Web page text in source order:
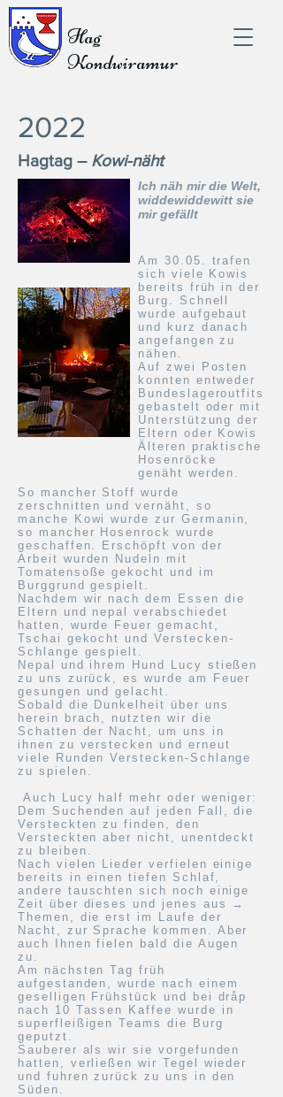
Hag
Kondwiramur
2022
Hagtag – Kowi-näht
Ich näh mir die Welt,
widdewiddewitt sie
mir gefällt
Am 30.05. trafen
sich viele Kowis
bereits früh in der
Burg. Schnell
wurde aufgebaut
und kurz danach
angefangen zu
nähen.
Auf zwei Posten
konnten entweder
Bundeslageroutfits
gebastelt oder mit
Unterstützung der
Eltern oder Kowis
Älteren praktische
Hosenröcke
genäht werden.
So mancher Stoff wurde
zerschnitten und vernäht, so
manche Kowi wurde zur Germanin,
so mancher Hosenrock wurde
geschaffen. Erschöpft von der
Arbeit wurden Nudeln mit
Tomatensoße gekocht und im
Burggrund gespielt.
Nachdem wir nach dem Essen die
Eltern und nepal verabschiedet
hatten, wurde Feuer gemacht,
Tschai gekocht und Verstecken-
Schlange gespielt.
Nepal und ihrem Hund Lucy stießen
zu uns zurück, es wurde am Feuer
gesungen und gelacht.
Sobald die Dunkelheit über uns
herein brach, nutzten wir die
Schatten der Nacht, um uns in
ihnen zu verstecken und erneut
viele Runden Verstecken-Schlange
zu spielen.
Auch Lucy half mehr oder weniger:
Dem Suchenden auf jeden Fall, die
Versteckten zu finden, den
Versteckten aber nicht, unentdeckt
zu bleiben.
Nach vielen Lieder verfielen einige
bereits in einen tiefen Schlaf,
andere tauschten sich noch einige
Zeit über dieses und jenes aus →
Themen, die erst im Laufe der
Nacht, zur Sprache kommen. Aber
auch Ihnen fielen bald die Augen
zu.
Am nächsten Tag früh
aufgestanden, wurde nach einem
geselligen Frühstück und bei dråp
nach 10 Tassen Kaffee wurde in
superfleißigen Teams die Burg
geputzt.
Sauberer als wir sie vorgefunden
hatten, verließen wir Tegel wieder
und fuhren zurück zu uns in den
Süden.